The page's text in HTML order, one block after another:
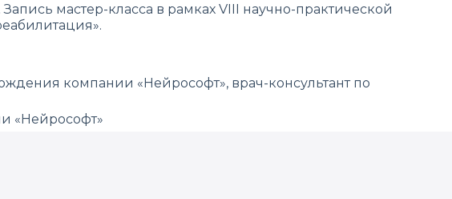
мастер-класса в рамках VIII научно-практической
компании «Нейрософт», врач-консультант по
«Нейрософт»